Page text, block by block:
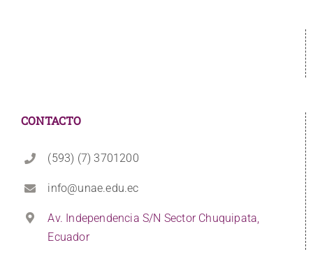
CONTACTO
(593) (7) 3701200
info@unae.edu.ec
Av. Independencia S/N Sector Chuquipata,
Ecuador